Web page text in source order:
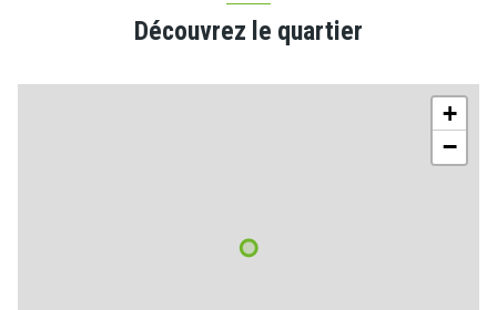
Découvrez le quartier
+
−